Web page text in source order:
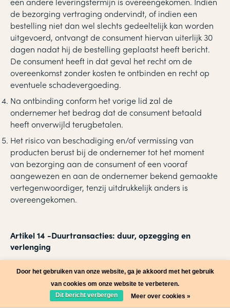
de bezorging vertraging ondervindt, of indien een
bestelling niet dan wel slechts gedeeltelijk kan worden
uitgevoerd, ontvangt de consument hiervan uiterlijk 30
dagen nadat hij de bestelling geplaatst heeft bericht.
De consument heeft in dat geval het recht om de
overeenkomst zonder kosten te ontbinden en recht op
eventuele schadevergoeding.
Na ontbinding conform het vorige lid zal de
ondernemer het bedrag dat de consument betaald
heeft onverwijld terugbetalen.
Het risico van beschadiging en/of vermissing van
producten berust bij de ondernemer tot het moment
van bezorging aan de consument of een vooraf
aangewezen en aan de ondernemer bekend gemaakte
vertegenwoordiger, tenzij uitdrukkelijk anders is
overeengekomen.
Artikel 14 -Duurtransacties: duur, opzegging en
verlenging
Opzegging:
De consument kan een overeenkomst die voor
Door het gebruiken van onze website, ga je akkoord met het gebruik
van cookies om onze website te verbeteren.
Dit bericht verbergen
Meer over cookies »